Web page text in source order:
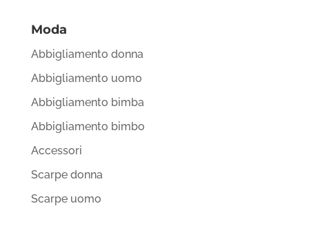
Moda
Abbigliamento donna
Abbigliamento uomo
Abbigliamento bimba
Abbigliamento bimbo
Accessori
Scarpe donna
Scarpe uomo